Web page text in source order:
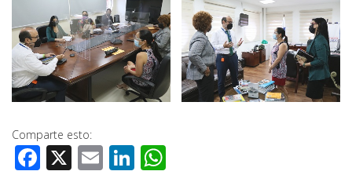
Comparte esto:
Facebook
X EmailLinkedIn